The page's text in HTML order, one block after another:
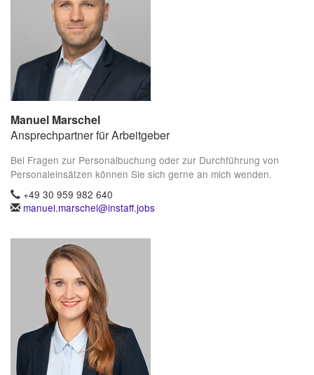
Manuel Marschel
Ansprechpartner für Arbeitgeber
Bei Fragen zur Personalbuchung oder zur Durchführung von
Personaleinsätzen können Sie sich gerne an mich wenden.
+49 30 959 982 640
manuel.marschel@instaff.jobs